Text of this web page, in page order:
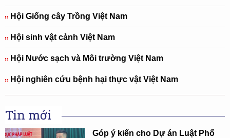
Hội Giống cây Trồng Việt Nam
Hội sinh vật cảnh Việt Nam
Hội Nước sạch và Môi trường Việt Nam
Hội nghiên cứu bệnh hại thực vật Việt Nam
Tin mới
Góp ý kiến cho Dự án Luật Phổ